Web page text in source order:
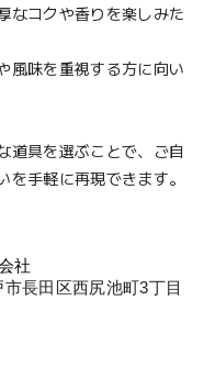
なコクや香りを楽しみた
風味を重視する方に向い
道具を選ぶことで、ご自
を手軽に再現できます。
長田区西尻池町3丁目